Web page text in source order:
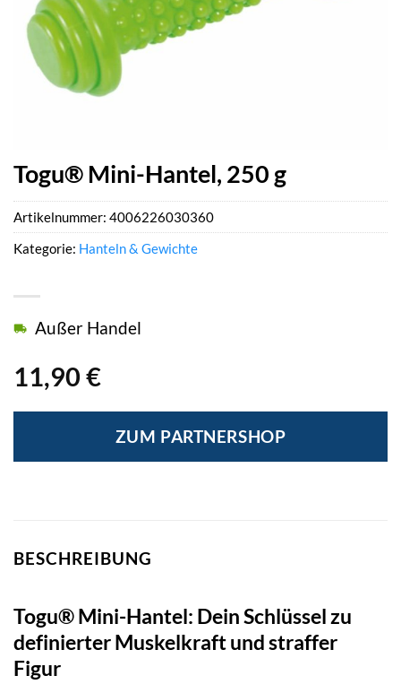
Togu® Mini-Hantel, 250 g
11,90 €
Außer Handel
ZUM PARTNERSHOP
Artikelnummer: 4006226030360
Kategorie: Hanteln & Gewichte
BESCHREIBUNG
Togu® Mini-Hantel: Dein Schlüssel zu
definierter Muskelkraft und straffer
Figur